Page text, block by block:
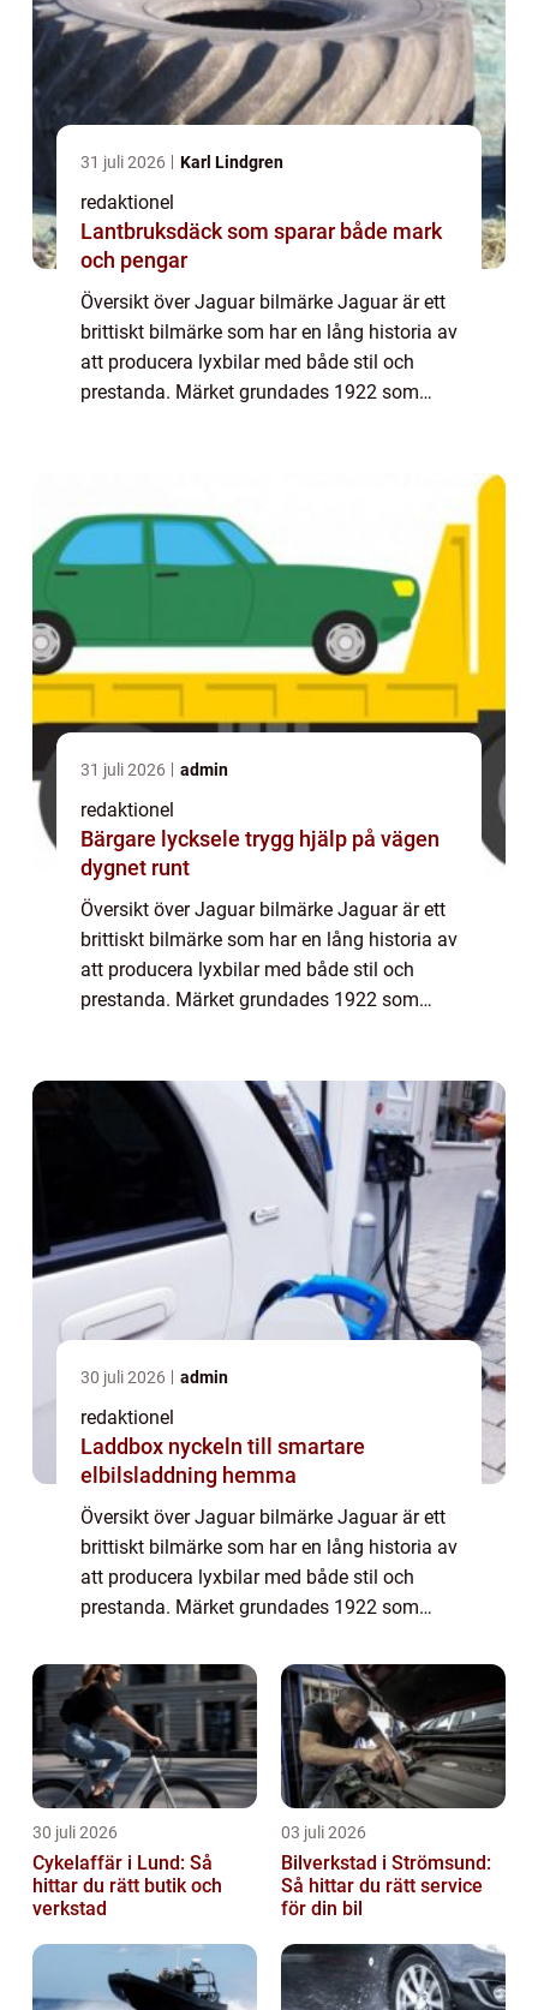
31 juli 2026 Karl Lindgren
redaktionel
Lantbruksdäck som sparar både mark
och pengar
Översikt över Jaguar bilmärke Jaguar är ett
brittiskt bilmärke som har en lång historia av
att producera lyxbilar med både stil och
prestanda. Märket grundades 1922 som
31 juli 2026 admin
redaktionel
Bärgare lycksele trygg hjälp på vägen
dygnet runt
Översikt över Jaguar bilmärke Jaguar är ett
brittiskt bilmärke som har en lång historia av
att producera lyxbilar med både stil och
prestanda. Märket grundades 1922 som
30 juli 2026 admin
redaktionel
Laddbox nyckeln till smartare
elbilsladdning hemma
Översikt över Jaguar bilmärke Jaguar är ett
brittiskt bilmärke som har en lång historia av
att producera lyxbilar med både stil och
prestanda. Märket grundades 1922 som
att ändra namn till Jaguar Cars. Genom
åre...
30 juli 2026
Cykelaffär i Lund: Så
hittar du rätt butik och
verkstad
03 juli 2026
Bilverkstad i Strömsund:
Så hittar du rätt service
för din bil